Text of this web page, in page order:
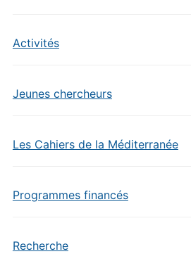
Activités
Jeunes chercheurs
Les Cahiers de la Méditerranée
Programmes financés
Recherche